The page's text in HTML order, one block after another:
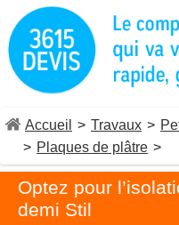
Accueil > Travaux >
> Plaques de plâtre >
Optez pour
demi Stil